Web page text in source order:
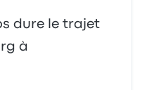
dure le trajet
à